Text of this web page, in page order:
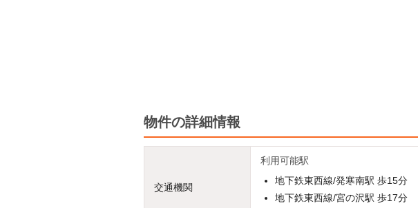
物件の詳細情報
交通機関
利用可能駅
地下鉄東西線/発寒南駅 歩15分
地下鉄東西線/宮の沢駅 歩17分